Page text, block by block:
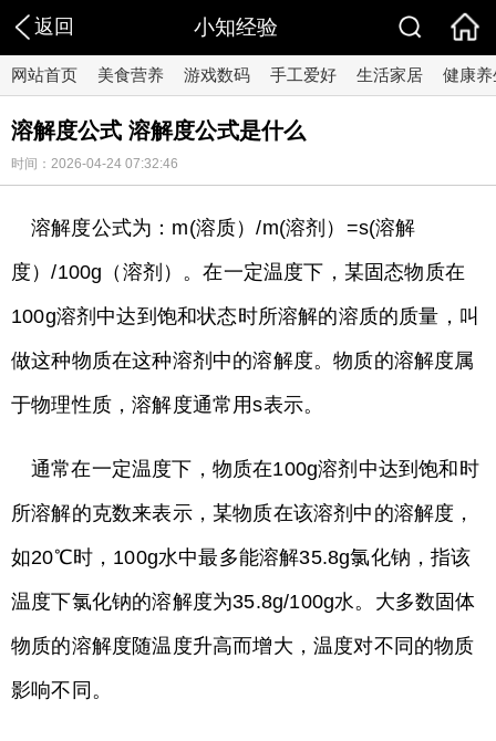
返回 小知经验
网站首页 美食营养 游戏数码 手工爱好 生活家居 健康养
溶解度公式 溶解度公式是什么
时间：2026-04-24 07:32:46
溶解度公式为：m(溶质）/m(溶剂）=s(溶解
度）/100g（溶剂）。在一定温度下，某固态物质在
100g溶剂中达到饱和状态时所溶解的溶质的质量，叫
做这种物质在这种溶剂中的溶解度。物质的溶解度属
于物理性质，溶解度通常用s表示。
通常在一定温度下，物质在100g溶剂中达到饱和时
所溶解的克数来表示，某物质在该溶剂中的溶解度，
如20℃时，100g水中最多能溶解35.8g氯化钠，指该
温度下氯化钠的溶解度为35.8g/100g水。大多数固体
物质的溶解度随温度升高而增大，温度对不同的物质
影响不同。